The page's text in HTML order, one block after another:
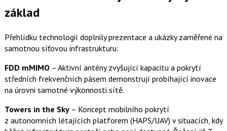
základ
Přehlídku technologií doplnily prezentace a ukázky zaměřené na
samotnou síťovou infrastrukturu:
FDD mMIMO– Aktivní antény zvyšující kapacitu a pokrytí
středních frekvenčních pásem demonstrují probíhající inovace
na úrovni samotné výkonnosti sítě.
Towers in the Sky– Koncept mobilního pokrytí
z autonomních létajících platforem (HAPS/UAV) v situacích, kdy